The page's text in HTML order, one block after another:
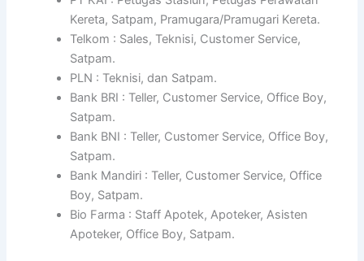
Kereta, Satpam, Pramugara/Pramugari Kereta.
Telkom : Sales, Teknisi, Customer Service,
Satpam.
PLN : Teknisi, dan Satpam.
Bank BRI : Teller, Customer Service, Office Boy,
Satpam.
Bank BNI : Teller, Customer Service, Office Boy,
Satpam.
Bank Mandiri : Teller, Customer Service, Office
Boy, Satpam.
Bio Farma : Staff Apotek, Apoteker, Asisten
Apoteker, Office Boy, Satpam.